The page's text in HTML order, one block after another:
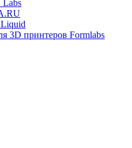
3D принтеров Formlabs